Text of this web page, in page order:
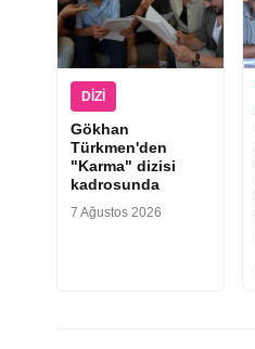
DIZI
Gökhan
Türkmen'den
"Karma" dizisi
kadrosunda
7 Ağustos 2026